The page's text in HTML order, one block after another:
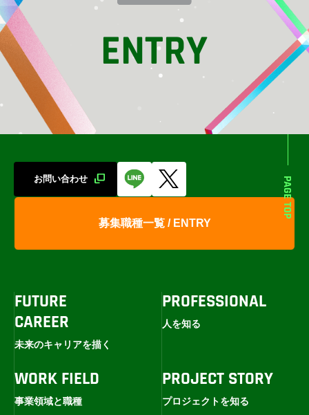
ENTRY
PAGE TOP
募集職種一覧 / ENTRY
お問い合わせ
FUTURE
CAREER
未来のキャリアを描く
PROFESSIONAL
人を知る
WORK FIELD
事業領域と職種
PROJECT STORY
プロジェクトを知る